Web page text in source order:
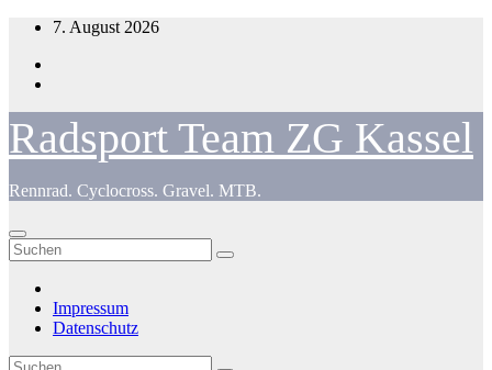
Zum
springen
7. August 2026
Radsport Team ZG Kassel
Rennrad. Cyclocross. Gravel. MTB.
Impressum
Datenschutz